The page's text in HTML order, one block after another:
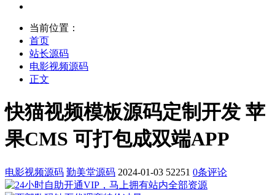
当前位置：
首页
站长源码
电影视频源码
正文
快猫视频模板源码定制开发 苹
果CMS 可打包成双端APP
电影视频源码 勤美堂源码 2024-01-03 52251 0条评论